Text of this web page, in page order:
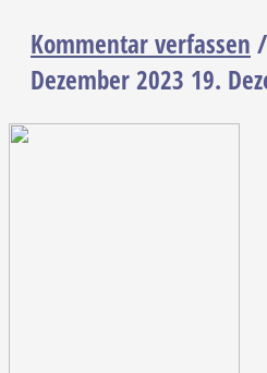
Kommentar verfassen
Dezember 2023 19.